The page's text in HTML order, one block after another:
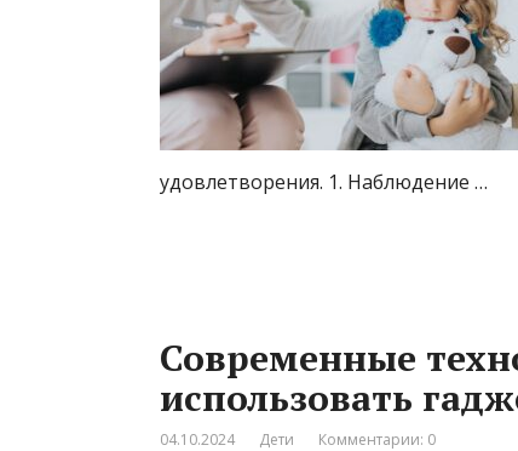
удовлетворения. 1. Наблюдение …
Современные
использовать
04.10.2024 Дети Комментарии: 0